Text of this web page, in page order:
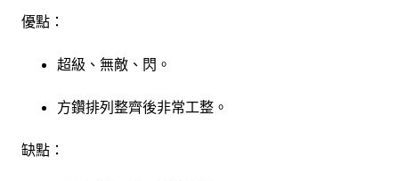
優點：
超級、無敵、閃。
方鑽排列整齊後非常工整。
缺點：